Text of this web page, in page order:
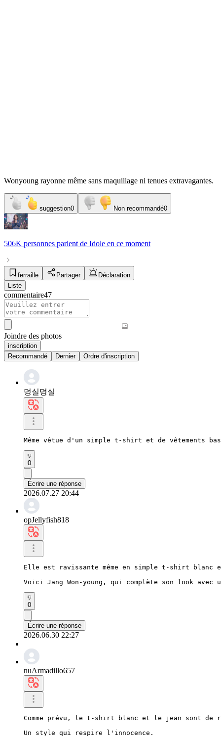
Wonyoung rayonne même sans maquillage ni tenues extravagantes.
suggestion0 Non recommandé0
506K personnes parlent de Idole en ce moment
ferraille Partager
Déclaration
Liste
commentaire47
Joindre des photos
inscription
Recommandé
Dernier Ordre d'inscription
덩실덩실
Même vêtue d'un simple t-shirt et de vêtements
0
Écrire une réponse
2026.07.27 20:44
opJellyfish818
Elle est ravissante même en simple t-shirt blanc
Voici Jang Won-young, qui complète son look avec
0
Écrire une réponse
2026.06.30 22:27
nuArmadillo657
Comme prévu, le t-shirt blanc et le jean sont de
Un style qui respire l'innocence.